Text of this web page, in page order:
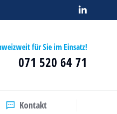
für Sie im Einsatz!
071 520 64 71
Kontakt